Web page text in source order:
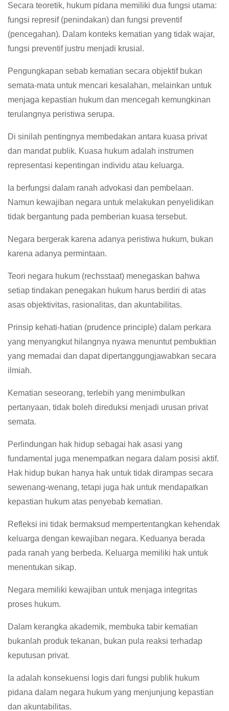
Secara teoretik, hukum pidana memiliki dua fungsi utama:
fungsi represif (penindakan) dan fungsi preventif
(pencegahan). Dalam konteks kematian yang tidak wajar,
fungsi preventif justru menjadi krusial.
Pengungkapan sebab kematian secara objektif bukan
semata-mata untuk mencari kesalahan, melainkan untuk
menjaga kepastian hukum dan mencegah kemungkinan
terulangnya peristiwa serupa.
Di sinilah pentingnya membedakan antara kuasa privat
dan mandat publik. Kuasa hukum adalah instrumen
representasi kepentingan individu atau keluarga.
Ia berfungsi dalam ranah advokasi dan pembelaan.
Namun kewajiban negara untuk melakukan penyelidikan
tidak bergantung pada pemberian kuasa tersebut.
Negara bergerak karena adanya peristiwa hukum, bukan
karena adanya permintaan.
Teori negara hukum (rechsstaat) menegaskan bahwa
setiap tindakan penegakan hukum harus berdiri di atas
asas objektivitas, rasionalitas, dan akuntabilitas.
Prinsip kehati-hatian (prudence principle) dalam perkara
yang menyangkut hilangnya nyawa menuntut pembuktian
yang memadai dan dapat dipertanggungjawabkan secara
ilmiah.
Kematian seseorang, terlebih yang menimbulkan
pertanyaan, tidak boleh direduksi menjadi urusan privat
semata.
Perlindungan hak hidup sebagai hak asasi yang
fundamental juga menempatkan negara dalam posisi aktif.
Hak hidup bukan hanya hak untuk tidak dirampas secara
sewenang-wenang, tetapi juga hak untuk mendapatkan
kepastian hukum atas penyebab kematian.
Refleksi ini tidak bermaksud mempertentangkan kehendak
keluarga dengan kewajiban negara. Keduanya berada
pada ranah yang berbeda. Keluarga memiliki hak untuk
menentukan sikap.
Negara memiliki kewajiban untuk menjaga integritas
proses hukum.
Dalam kerangka akademik, membuka tabir kematian
bukanlah produk tekanan, bukan pula reaksi terhadap
keputusan privat.
Ia adalah konsekuensi logis dari fungsi publik hukum
pidana dalam negara hukum yang menjunjung kepastian
dan akuntabilitas.